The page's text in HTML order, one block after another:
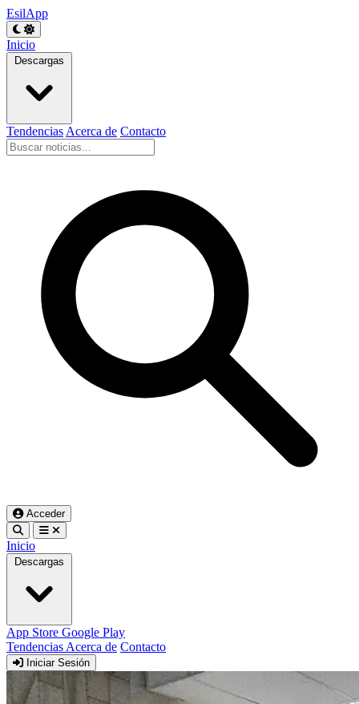
EsilApp
Inicio
Descargas
Tendencias Acerca de Contacto
Acceder
Inicio
Descargas
App Store Google Play
Tendencias Acerca de Contacto
Iniciar Sesión